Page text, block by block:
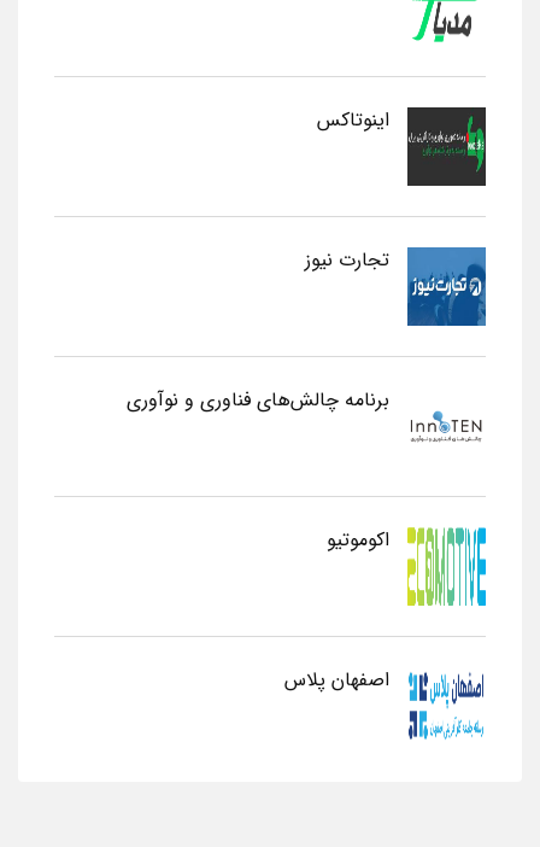
اینوتاکس
تجارت نیوز
برنامه چالش‌های فناوری و نوآوری
اکوموتیو
اصفهان پلاس